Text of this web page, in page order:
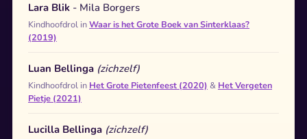
Lara Blik - Mila Borgers
Kindhoofdrol inWaar is het Grote Boek van Sinterklaas?
(2019)
Luan Bellinga (zichzelf)
Kindhoofdrol in Het Grote Pietenfeest (2020) & Het Vergeten
Pietje (2021)
Lucilla Bellinga (zichzelf)